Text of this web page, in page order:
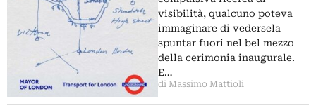
visibilità, qualcuno poteva
immaginare di vedersela
spuntar fuori nel bel mezzo
della cerimonia inaugurale.
E…
di Massimo Mattioli